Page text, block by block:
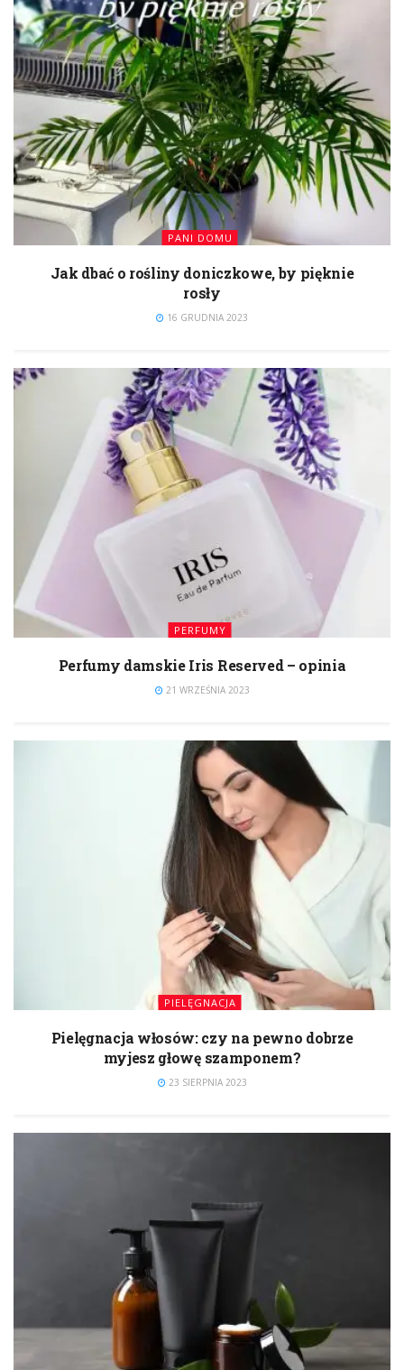
PANI DOMU
Jak dbać o rośliny doniczkowe, by pięknie
rosły
16 GRUDNIA 2023
PERFUMY
Perfumy damskie Iris Reserved – opinia
21 WRZEŚNIA 2023
PIELĘGNACJA
Pielęgnacja włosów: czy na pewno dobrze
myjesz głowę szamponem?
23 SIERPNIA 2023